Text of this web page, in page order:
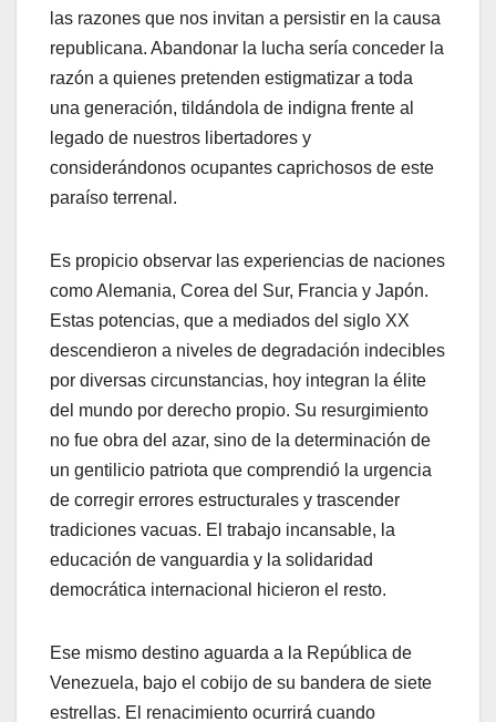
las razones que nos invitan a persistir en la causa
republicana. Abandonar la lucha sería conceder la
razón a quienes pretenden estigmatizar a toda
una generación, tildándola de indigna frente al
legado de nuestros libertadores y
considerándonos ocupantes caprichosos de este
paraíso terrenal.
​Es propicio observar las experiencias de naciones
como Alemania, Corea del Sur, Francia y Japón.
Estas potencias, que a mediados del siglo XX
descendieron a niveles de degradación indecibles
por diversas circunstancias, hoy integran la élite
del mundo por derecho propio. Su resurgimiento
no fue obra del azar, sino de la determinación de
un gentilicio patriota que comprendió la urgencia
de corregir errores estructurales y trascender
tradiciones vacuas. El trabajo incansable, la
educación de vanguardia y la solidaridad
democrática internacional hicieron el resto.
​Ese mismo destino aguarda a la República de
Venezuela, bajo el cobijo de su bandera de siete
estrellas. El renacimiento ocurrirá cuando